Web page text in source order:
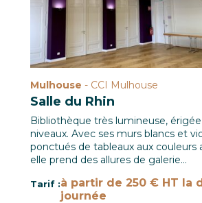
Mulhouse - CCI Mulhouse
Salle du Rhin
Bibliothèque très lumineuse,
niveaux. Avec ses murs blancs et
ponctués de tableaux aux couleurs
elle prend des allures de galerie…
Tarif :à partir de 250 € HT la
journée